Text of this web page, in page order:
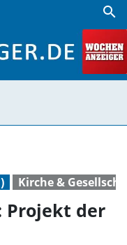
search
Kirche &
Projekt der